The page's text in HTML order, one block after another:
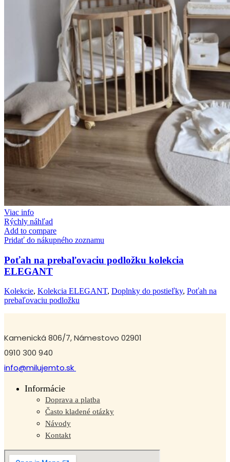
Viac info
Rýchly náhľad
Add to compare
Pridať do nákupného zoznamu
Poťah na prebaľovaciu podložku kolekcia
ELEGANT
Kolekcie, Kolekcia ELEGANT, Doplnky do postieľky, Poťah na
prebaľovaciu podložku
Kamenická 806/7, Námestovo 02901
0910 300 940
info@milujemto.sk
Informácie
Doprava a platba
Často kladené otázky
Návody
Kontakt